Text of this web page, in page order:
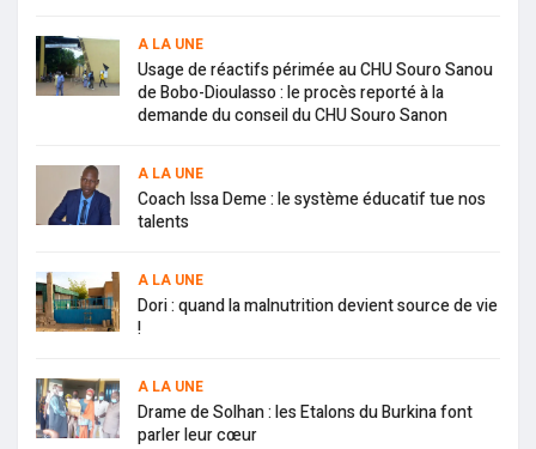
A LA UNE
Usage de réactifs périmée au CHU Souro Sanou
de Bobo-Dioulasso : le procès reporté à la
demande du conseil du CHU Souro Sanon
A LA UNE
Coach Issa Deme : le système éducatif tue nos
talents
A LA UNE
Dori : quand la malnutrition devient source de vie
!
A LA UNE
Drame de Solhan : les Etalons du Burkina font
parler leur cœur